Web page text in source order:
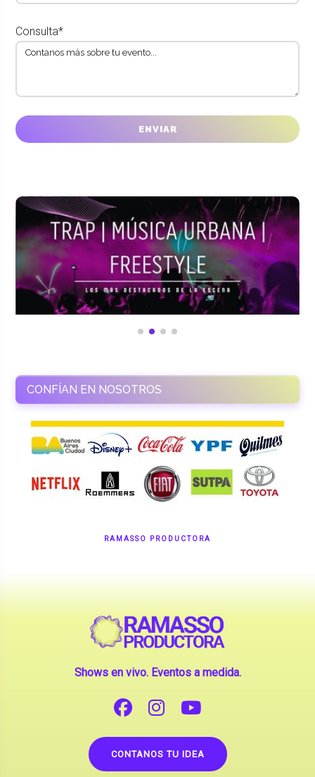
Consulta*
CONFÍAN EN NOSOTROS
RAMASSO PRODUCTORA
Shows en vivo. Eventos a medida.
CONTANOS TU IDEA